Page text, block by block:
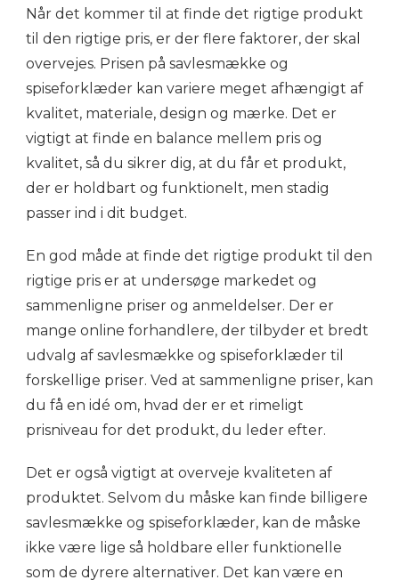
Når det kommer til at finde det rigtige produkt
til den rigtige pris, er der flere faktorer, der skal
overvejes. Prisen på savlesmække og
spiseforklæder kan variere meget afhængigt af
kvalitet, materiale, design og mærke. Det er
vigtigt at finde en balance mellem pris og
kvalitet, så du sikrer dig, at du får et produkt,
der er holdbart og funktionelt, men stadig
passer ind i dit budget.
En god måde at finde det rigtige produkt til den
rigtige pris er at undersøge markedet og
sammenligne priser og anmeldelser. Der er
mange online forhandlere, der tilbyder et bredt
udvalg af savlesmække og spiseforklæder til
forskellige priser. Ved at sammenligne priser, kan
du få en idé om, hvad der er et rimeligt
prisniveau for det produkt, du leder efter.
Det er også vigtigt at overveje kvaliteten af
produktet. Selvom du måske kan finde billigere
savlesmække og spiseforklæder, kan de måske
ikke være lige så holdbare eller funktionelle
som de dyrere alternativer. Det kan være en